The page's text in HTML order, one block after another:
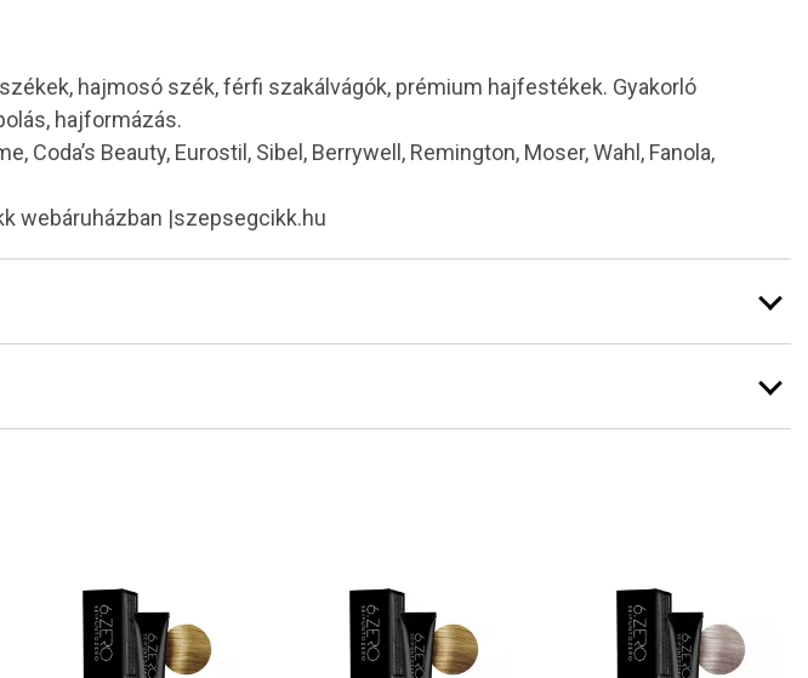
hajmosó szék, férfi szakálvágók, prémium hajfestékek. Gyakorló
hajformázás.
Coda’s Beauty, Eurostil, Sibel, Berrywell, Remington, Moser, Wahl, Fanola,
webáruházban |szepsegcikk.hu